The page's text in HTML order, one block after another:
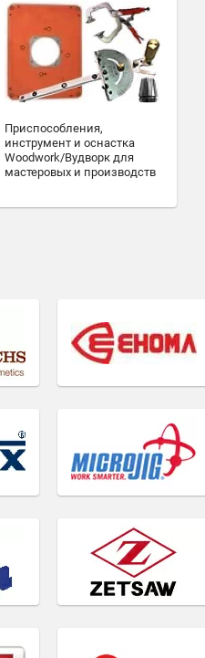
Приспособления,
инструмент и оснастка
Woodwork/Вудворк для
мастеровых и производств